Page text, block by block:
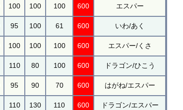
100 100 100 600 エスパー
95 100 61 600 いわ/あく
100 100 100 600 エスパー/くさ
110 80 100 600 ドラゴン/ひこう
95 90 70 600 はがね/エスパー
110 130 110 600 ドラゴン/エスパー